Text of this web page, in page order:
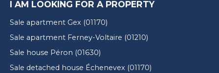
I AM LOOKING FOR A PROPERTY
Sale apartment Gex (01170)
Sale apartment Ferney-Voltaire (01210)
Sale house Péron (01630)
Sale detached house Échenevex (01170)